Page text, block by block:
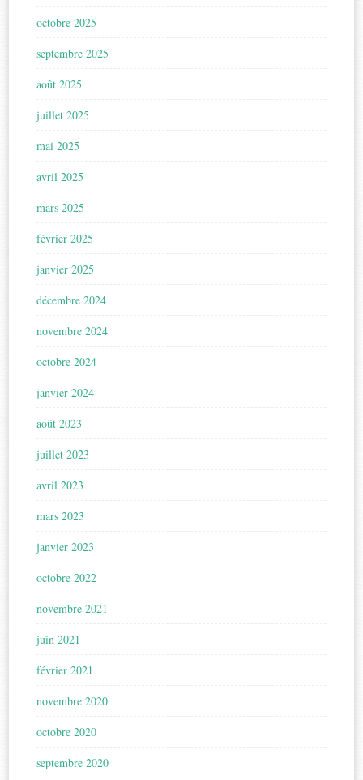
octobre 2025
septembre 2025
août 2025
juillet 2025
mai 2025
avril 2025
mars 2025
février 2025
janvier 2025
décembre 2024
novembre 2024
octobre 2024
janvier 2024
août 2023
juillet 2023
avril 2023
mars 2023
janvier 2023
octobre 2022
novembre 2021
juin 2021
février 2021
novembre 2020
octobre 2020
septembre 2020